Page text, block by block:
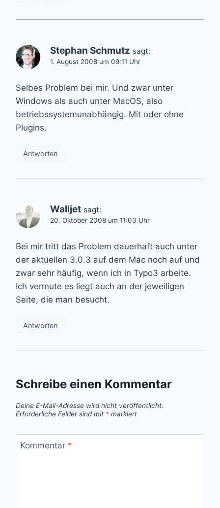
Stephan Schmutz sagt:
1. August 2008 um 09:11 Uhr
Selbes Problem bei mir. Und zwar unter
Windows als auch unter MacOS, also
betriebssystemunabhängig. Mit oder ohne
Plugins.
Antworten
Walljet sagt:
20. Oktober 2008 um 11:03 Uhr
Bei mir tritt das Problem dauerhaft auch unter
der aktuellen 3.0.3 auf dem Mac noch auf und
zwar sehr häufig, wenn ich in Typo3 arbeite.
Ich vermute es liegt auch an der jeweiligen
Seite, die man besucht.
Antworten
Schreibe einen Kommentar
Deine E-Mail-Adresse wird nicht veröffentlicht.
Erforderliche Felder sind mit * markiert
Kommentar *